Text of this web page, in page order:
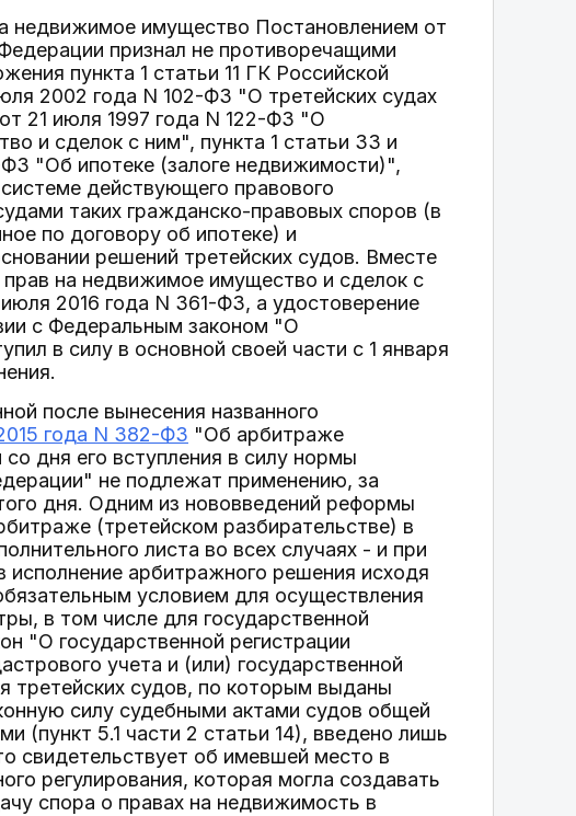
недвижимое имущество Постановлением от
признал не противоречащими
пункта 1 статьи 11 ГК Российской
2002 года N 102-ФЗ "О третейских судах
21 июля 1997 года N 122-ФЗ "О
и сделок с ним", пункта 1 статьи 33 и
ФЗ "Об ипотеке (залоге недвижимости)",
действующего правового
таких гражданско-правовых споров (в
по договору об ипотеке) и
решений третейских судов. Вместе
на недвижимое имущество и сделок с
2016 года N 361-ФЗ, а удостоверение
с Федеральным законом "О
в силу в основной своей части с 1 января
после вынесения названного
года N 382-ФЗ "Об арбитраже
дня его вступления в силу нормы
не подлежат применению, за
дня. Одним из нововведений реформы
(третейском разбирательстве) в
листа во всех случаях - и при
исполнение арбитражного решения исходя
условием для осуществления
в том числе для государственной
"О государственной регистрации
учета и (или) государственной
третейских судов, по которым выданы
силу судебными актами судов общей
(пункт 5.1 части 2 статьи 14), введено лишь
свидетельствует об имевшей место в
регулирования, которая могла создавать
спора о правах на недвижимость в